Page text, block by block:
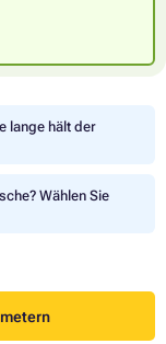
lange hält der
Wählen Sie